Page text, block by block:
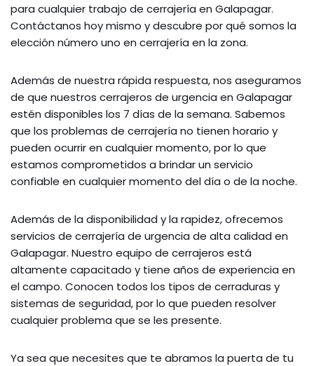
para cualquier trabajo de cerrajería en Galapagar.
Contáctanos hoy mismo y descubre por qué somos la
elección número uno en cerrajería en la zona.
Además de nuestra rápida respuesta, nos aseguramos
de que nuestros cerrajeros de urgencia en Galapagar
estén disponibles los 7 días de la semana. Sabemos
que los problemas de cerrajería no tienen horario y
pueden ocurrir en cualquier momento, por lo que
estamos comprometidos a brindar un servicio
confiable en cualquier momento del día o de la noche.
Además de la disponibilidad y la rapidez, ofrecemos
servicios de cerrajería de urgencia de alta calidad en
Galapagar. Nuestro equipo de cerrajeros está
altamente capacitado y tiene años de experiencia en
el campo. Conocen todos los tipos de cerraduras y
sistemas de seguridad, por lo que pueden resolver
cualquier problema que se les presente.
Ya sea que necesites que te abramos la puerta de tu